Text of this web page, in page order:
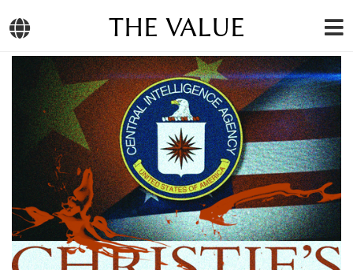
THE VALUE